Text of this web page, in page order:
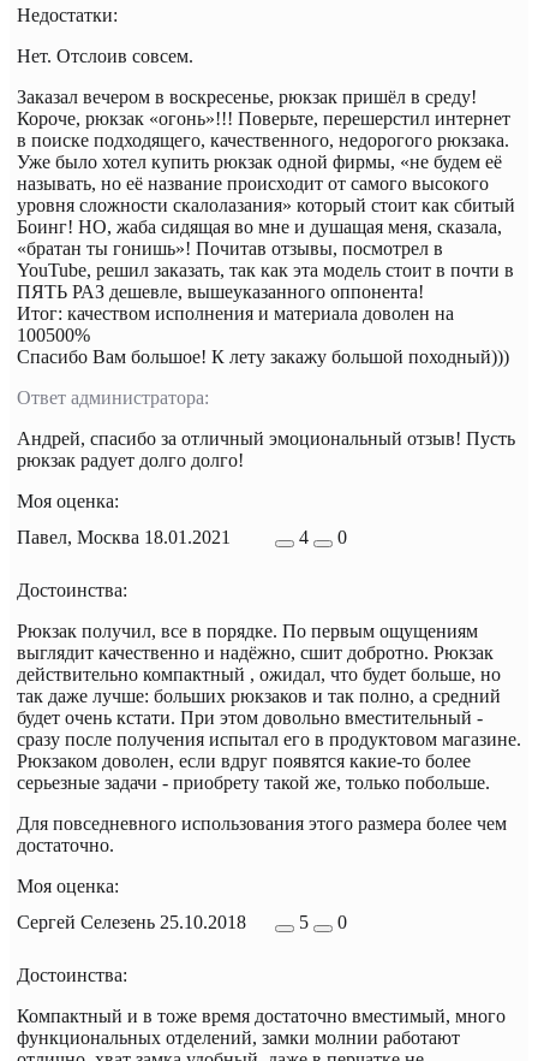
Недостатки:
Нет. Отслоив совсем.
Заказал вечером в воскресенье, рюкзак пришёл в среду!
Короче, рюкзак «огонь»!!! Поверьте, перешерстил интернет
в поиске подходящего, качественного, недорогого рюкзака.
Уже было хотел купить рюкзак одной фирмы, «не будем её
называть, но её название происходит от самого высокого
уровня сложности скалолазания» который стоит как сбитый
Боинг! НО, жаба сидящая во мне и душащая меня, сказала,
«братан ты гонишь»! Почитав отзывы, посмотрел в
YouTube, решил заказать, так как эта модель стоит в почти в
ПЯТЬ РАЗ дешевле, вышеуказанного оппонента!
Итог: качеством исполнения и материала доволен на
100500%
Спасибо Вам большое! К лету закажу большой походный)))
Ответ администратора:
Андрей, спасибо за отличный эмоциональный отзыв! Пусть
рюкзак радует долго долго!
Моя оценка:
Павел, Москва 18.01.2021 4 0
Достоинства:
Рюкзак получил, все в порядке. По первым ощущениям
выглядит качественно и надёжно, сшит добротно. Рюкзак
действительно компактный , ожидал, что будет больше, но
так даже лучше: больших рюкзаков и так полно, а средний
будет очень кстати. При этом довольно вместительный -
сразу после получения испытал его в продуктовом магазине.
Рюкзаком доволен, если вдруг появятся какие-то более
серьезные задачи - приобрету такой же, только побольше.
Для повседневного использования этого размера более чем
достаточно.
Моя оценка:
Сергей Селезень 25.10.2018 5 0
Достоинства:
Компактный и в тоже время достаточно вместимый, много
функциональных отделений, замки молнии работают